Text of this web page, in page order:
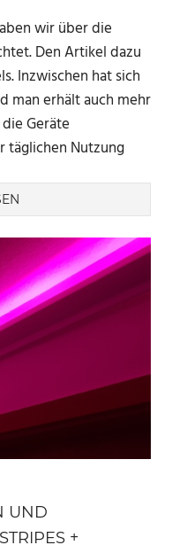
wir über die
Den Artikel dazu
Inzwischen hat sich
man erhält auch mehr
Geräte
täglichen Nutzung
UND
+